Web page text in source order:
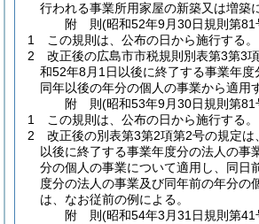
行われる事業所用家屋の新築又は増築
附 則(昭和52年9月30日規則第81
1
この規則は、公布の日から施行する。
2
改正後の広島市市税規則別表第3第3
和52年8月1日以後に終了する事業年
同年以後の年分の個人の事業から適用
附 則(昭和53年9月30日規則第81
1
この規則は、公布の日から施行する。
2
改正後の別表第3第2項第2号の規定は
以後に終了する事業年度分の法人の事
分の個人の事業について適用し、同日
度分の法人の事業及び同年前の年分の
は、なお従前の例による。
附 則(昭和54年3月31日規則第41